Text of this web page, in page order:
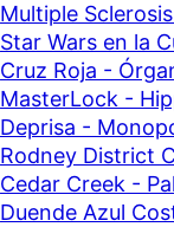
Multiple
Star Wars en la
Cruz Roja -
MasterLock -
Deprisa -
Rodney District
Cedar Creek -
Duende Azul